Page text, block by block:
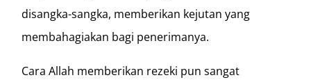
disangka-sangka, memberikan kejutan yang
membahagiakan bagi penerimanya.
Cara Allah memberikan rezeki pun sangat